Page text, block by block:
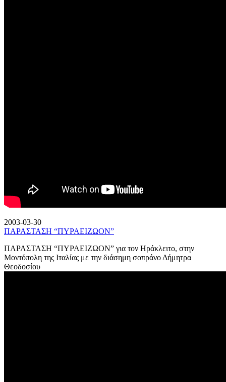
2003-03-30
ΠΑΡΑΣΤΑΣΗ “ΠΥΡΑΕΙΖΩΟΝ”
ΠΑΡΑΣΤΑΣΗ “ΠΥΡΑΕΙΖΩΟΝ” για τον Ηράκλειτο, στην
Μοντόπολη της Ιταλίας με την διάσημη σοπράνο Δήμητρα
Θεοδοσίου